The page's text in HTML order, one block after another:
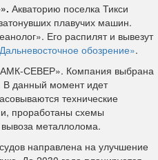
Акваторию поселка Тикси
плавучих машин.
Его распилят и вывезут
обозрение».
Компания выбрана
В данный момент идет
технические
проработаны схемы
вывоза металлолома.
направлена на улучшение